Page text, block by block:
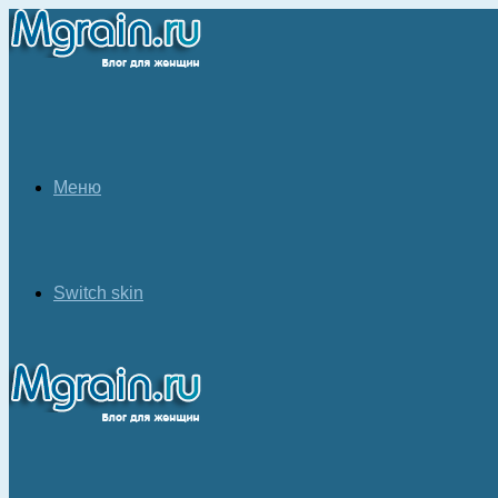
Меню
Switch skin